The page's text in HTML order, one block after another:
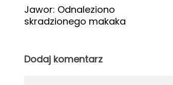
Jawor: Odnaleziono
skradzionego makaka
Dodaj komentarz